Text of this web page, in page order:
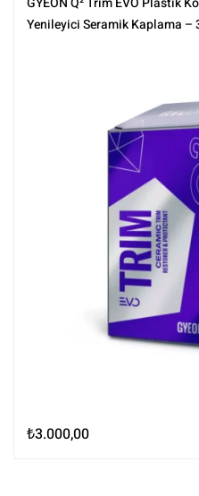
Yenileyici Seramik Kaplama –
₺3.000,00